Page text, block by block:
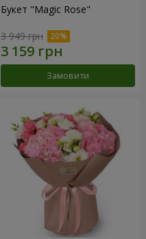
Букет "Magic Rose"
3 949 грн
Замовити